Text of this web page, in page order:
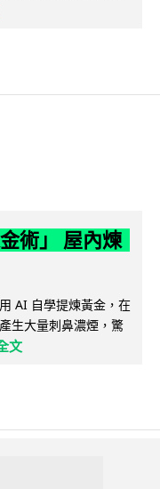
術」 屋內煉
AI 自學提煉黃金，在
生大量刺鼻濃煙，驚
文